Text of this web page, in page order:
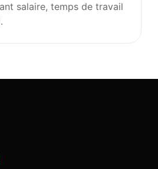
salaire, temps de travail